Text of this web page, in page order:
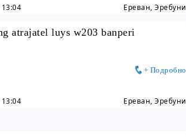
Ереван, Эребуни
atrajatel luys w203 banperi
+ Подробно
Ереван, Эребуни